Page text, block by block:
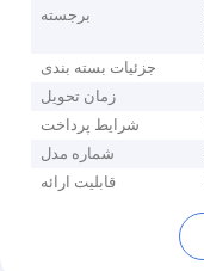
برجسته
جزئیات بسته بندی
زمان تحویل
شرایط پرداخت
شماره مدل
قابلیت ارائه